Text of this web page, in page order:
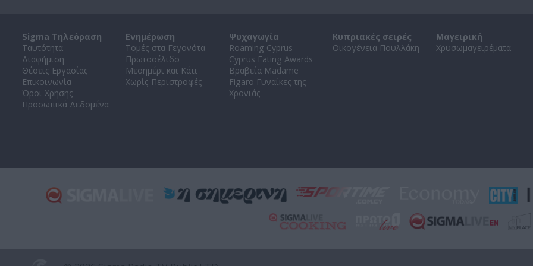
Sigma Τηλεόραση
Ταυτότητα
Διαφήμιση
Θέσεις Εργασίας
Επικοινωνία
Όροι Χρήσης
Προσωπικά Δεδομένα
Ενημέρωση
Τομές στα Γεγονότα
Πρωτοσέλιδο
Μεσημέρι και Κάτι
Χωρίς Περιστροφές
Ψυχαγωγία
Roaming Cyprus
Cyprus Eating Awards
Βραβεία Madame
Figaro Γυναίκες της
Χρονιάς
Κυπριακές σειρές
Οικογένεια Πουλλάκη
Μαγειρική
Χρυσωμαγειρέματα